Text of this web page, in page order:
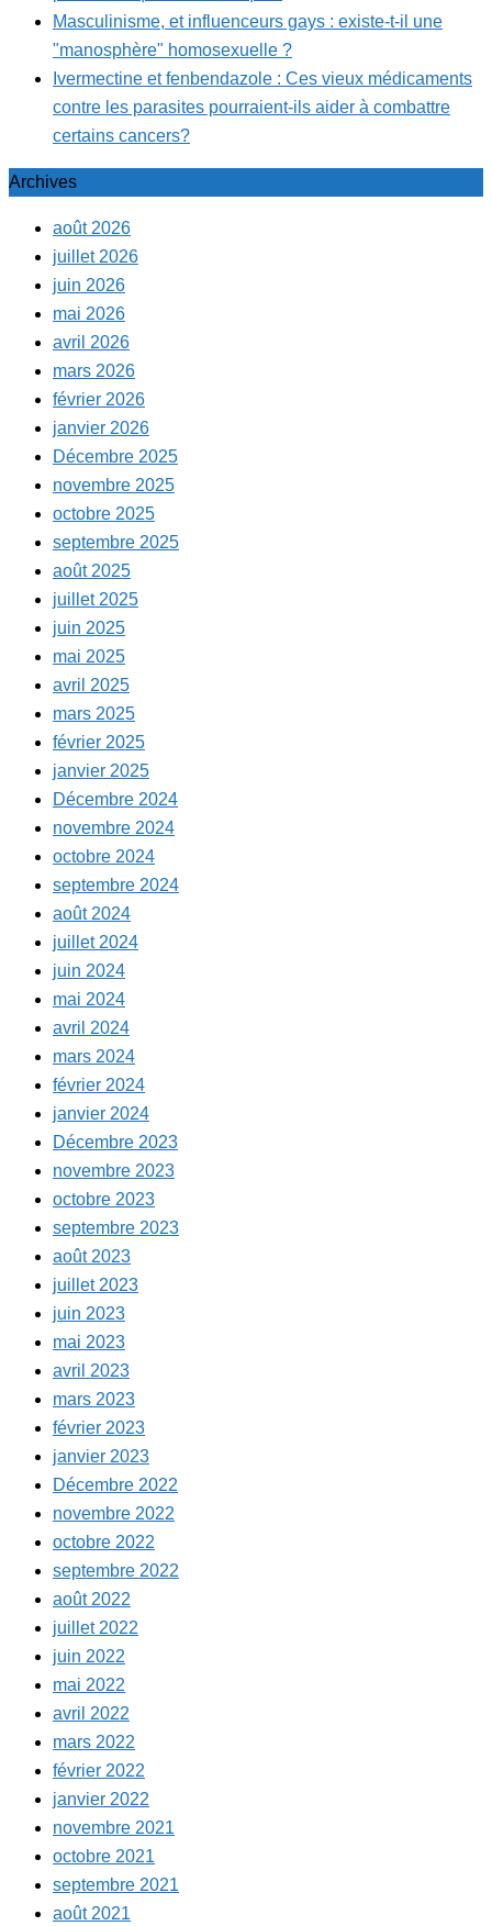
Masculinisme, et influenceurs gays : existe-t-il une
"manosphère" homosexuelle ?
Ivermectine et fenbendazole : Ces vieux médicaments
contre les parasites pourraient-ils aider à combattre
certains cancers?
Archives
août 2026
juillet 2026
juin 2026
mai 2026
avril 2026
mars 2026
février 2026
janvier 2026
Décembre 2025
novembre 2025
octobre 2025
septembre 2025
août 2025
juillet 2025
juin 2025
mai 2025
avril 2025
mars 2025
février 2025
janvier 2025
Décembre 2024
novembre 2024
octobre 2024
septembre 2024
août 2024
juillet 2024
juin 2024
mai 2024
avril 2024
mars 2024
février 2024
janvier 2024
Décembre 2023
novembre 2023
octobre 2023
septembre 2023
août 2023
juillet 2023
juin 2023
mai 2023
avril 2023
mars 2023
février 2023
janvier 2023
Décembre 2022
novembre 2022
octobre 2022
septembre 2022
août 2022
juillet 2022
juin 2022
mai 2022
avril 2022
mars 2022
février 2022
janvier 2022
novembre 2021
octobre 2021
septembre 2021
août 2021